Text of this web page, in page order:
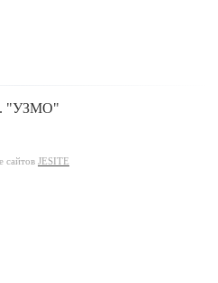
"УЗМО"
сайтов JESITE